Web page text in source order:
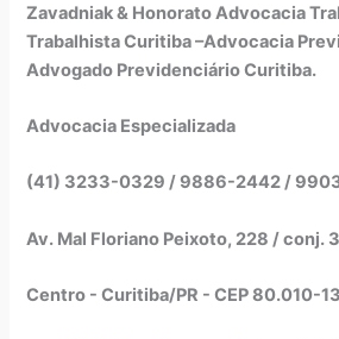
Zavadniak & Honorato Advocacia
Trabalhista Curitiba –Advocacia
Advogado Previdenciário Curitiba.
Advocacia Especializada
(41) 3233-0329 / 9886-2442 /
Av. Mal Floriano Peixoto, 228 / conj.
Centro - Curitiba/PR - CEP 80.010-